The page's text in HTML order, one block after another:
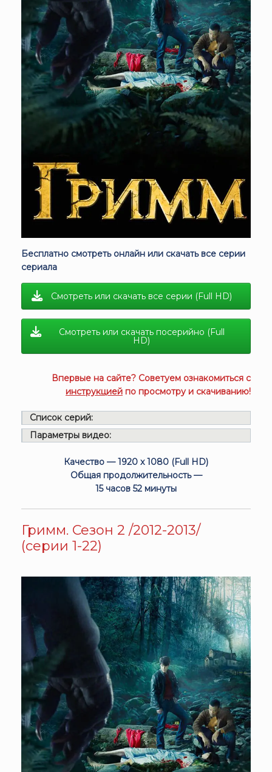
Бесплатно смотреть онлайн или скачать все серии
сериала
Смотреть или скачать все серии (Full HD)
Смотреть или скачать посерийно (Full
HD)
Впервые на сайте? Советуем ознакомиться с
инструкцией по просмотру и скачиванию!
Список серий:
Параметры видео:
Качество — 1920 x 1080 (Full HD)
Общая продолжительность —
15 часов 52 минуты
Гримм. Сезон 2 /2012-2013/
(серии 1-22)